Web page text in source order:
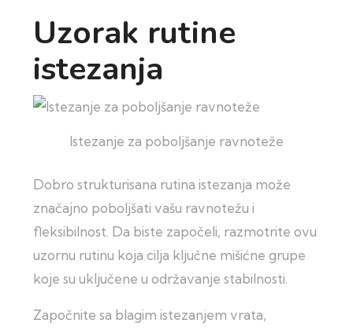
Uzorak rutine
istezanja
Istezanje za poboljšanje ravnoteže
Dobro strukturisana rutina istezanja može
značajno poboljšati vašu ravnotežu i
fleksibilnost. Da biste započeli, razmotrite ovu
uzornu rutinu koja cilja ključne mišićne grupe
koje su uključene u održavanje stabilnosti.
Započnite sa blagim istezanjem vrata,